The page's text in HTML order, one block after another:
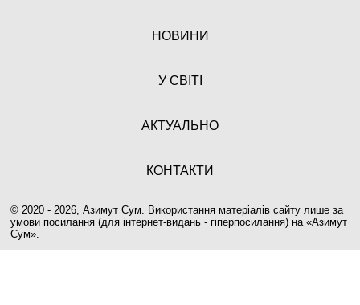
НОВИНИ
У СВІТІ
АКТУАЛЬНО
КОНТАКТИ
© 2020 - 2026, Азимут Сум. Використання матеріалів сайту лише за
умови посилання (для інтернет-видань - гіперпосилання) на «Азимут
Сум».